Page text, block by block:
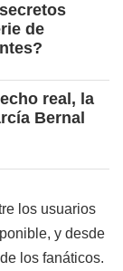
de
real, la
Bernal
los usuarios
y desde
los fanáticos.